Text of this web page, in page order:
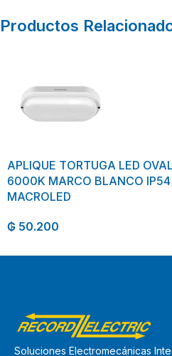
Productos
APLIQUE TORTUGA LED
6000K MARCO BLANCO IP54
MACROLED
₲ 50.200
Soluciones Electromecánicas